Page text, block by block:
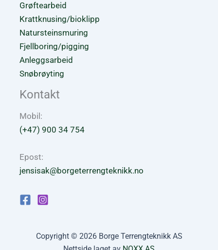
Grøftearbeid
Krattknusing/bioklipp
Natursteinsmuring
Fjellboring/pigging
Anleggsarbeid
Snøbrøyting
Kontakt
Mobil:
(+47) 900 34 754
Epost:
jensisak@borgeterrengteknikk.no
Copyright © 2026 Borge Terrengteknikk AS